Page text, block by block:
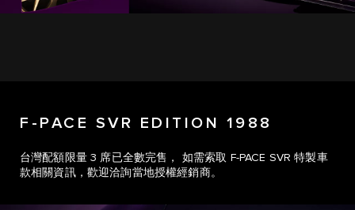
F-PACE SVR EDITION 1988
台灣配額限量 3 席已全數完售， 如需索取 F-PACE SVR 特製車
款相關資訊，歡迎洽詢當地授權經銷商。